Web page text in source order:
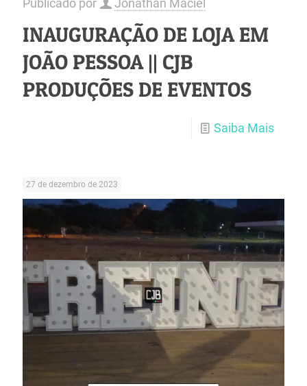
Publicado por Jonathan Maciel
INAUGURAÇÃO DE LOJA EM
JOÃO PESSOA || CJB
PRODUÇÕES DE EVENTOS
Saiba Mais
27 de dezembro de 2023